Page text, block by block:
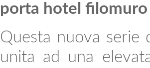
porta hotel
Questa nuova serie
unita ad una